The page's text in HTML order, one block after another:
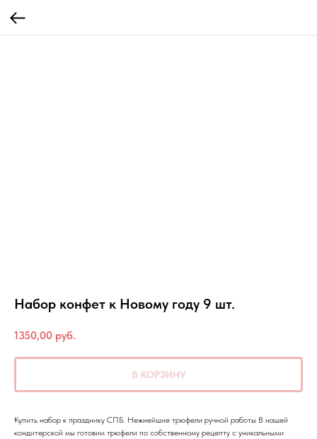
Набор конфет к Новому году 9 шт.
1350,00 руб.
В КОРЗИНУ
Купить набор к празднику СПБ. Нежнейшие трюфели ручной работы В нашей
кондитерской мы готовим трюфели по собственному рецепту с уникальными